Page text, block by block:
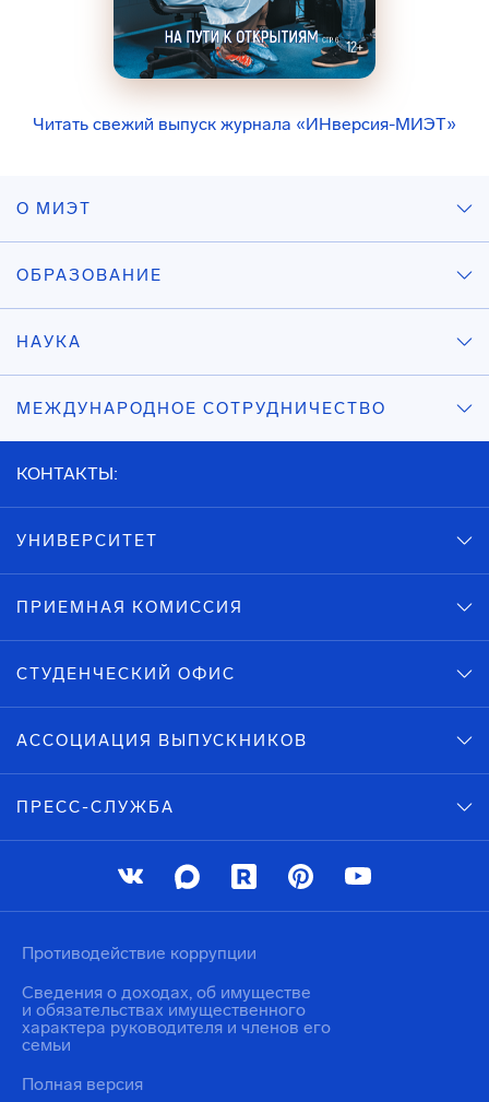
Читать свежий выпуск журнала «ИНверсия-МИЭТ»
О МИЭТ
ОБРАЗОВАНИЕ
НАУКА
МЕЖДУНАРОДНОЕ СОТРУДНИЧЕСТВО
КОНТАКТЫ:
УНИВЕРСИТЕТ
ПРИЕМНАЯ КОМИССИЯ
СТУДЕНЧЕСКИЙ ОФИС
АССОЦИАЦИЯ ВЫПУСКНИКОВ
ПРЕСС-СЛУЖБА
Противодействие коррупции
Сведения о доходах, об имуществе
и обязательствах имущественного
характера руководителя и членов его
семьи
Полная версия